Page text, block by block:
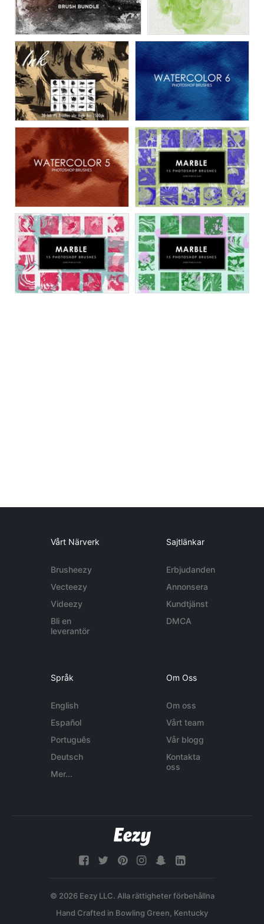
Vårt Närverk
Brusheezy
Vecteezy
Videezy
Bli en
leverantör
Sajtlänkar
Erbjudanden
Annonsera
Kundtjänst
DMCA
Språk
English
Español
Português
Deutsch
Mer...
Om Oss
Om oss
Vårt team
Vår blogg
Kontakta
oss
© 2026 Eezy LLC. Alla rättigheter förbehållna